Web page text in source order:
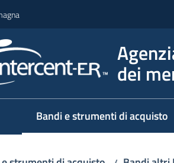
dei
Bandi e strumenti di acquisto